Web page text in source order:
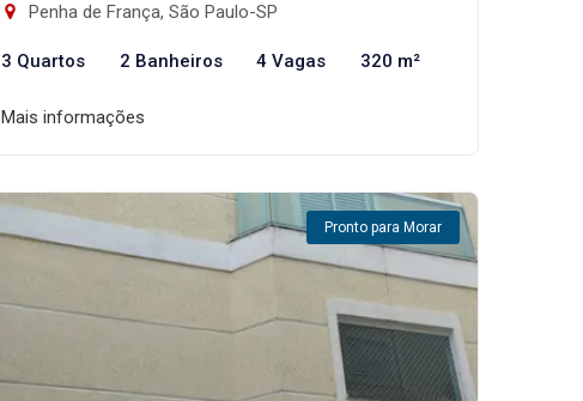
Penha de França, São Paulo-SP
3 Quartos 2 Banheiros 4 Vagas 320 m²
Mais informações
Pronto para Morar